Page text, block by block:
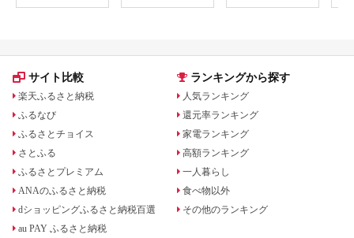
サイト比較
楽天ふるさと納税
ふるなび
ふるさとチョイス
さとふる
ふるさとプレミアム
ANAのふるさと納税
dショッピングふるさと納税百選
au PAY ふるさと納税
ランキングから探す
人気ランキング
還元率ランキング
家電ランキング
高額ランキング
一人暮らし
食べ物以外
その他のランキング